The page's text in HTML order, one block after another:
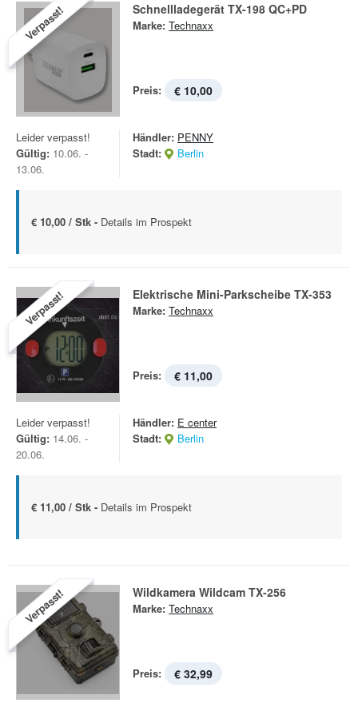
Verpasst! Schnellladegerät TX-198 QC+PD
Marke: Technaxx
Preis: € 10,00
Leider verpasst!
Gültig: 10.06. -
13.06.
Händler: PENNY
Stadt:
Berlin
€ 10,00 / Stk - Details im Prospekt
Verpasst! Elektrische Mini-Parkscheibe TX-353
Marke: Technaxx
Preis: € 11,00
Leider verpasst!
Gültig: 14.06. -
20.06.
Händler: E center
Stadt:
Berlin
€ 11,00 / Stk - Details im Prospekt
Verpasst! Wildkamera Wildcam TX-256
Marke: Technaxx
Preis: € 32,99